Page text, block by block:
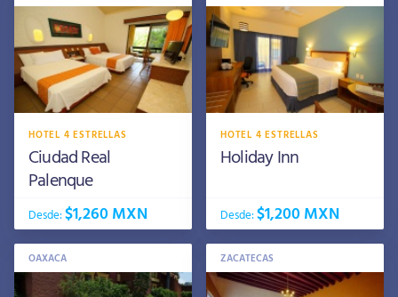
HOTEL 4 ESTRELLAS
Ciudad Real
Palenque
Desde:$1,260 MXN
HOTEL 4 ESTRELLAS
Holiday Inn
Desde:$1,200 MXN
OAXACA ZACATECAS